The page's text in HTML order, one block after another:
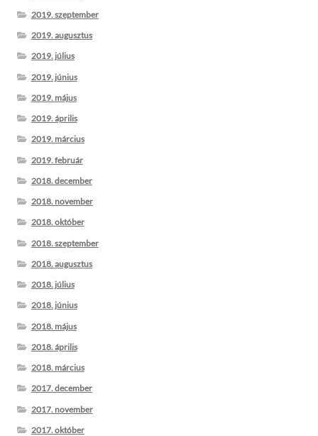
2019. szeptember
2019. augusztus
2019. július
2019. június
2019. május
2019. április
2019. március
2019. február
2018. december
2018. november
2018. október
2018. szeptember
2018. augusztus
2018. július
2018. június
2018. május
2018. április
2018. március
2017. december
2017. november
2017. október